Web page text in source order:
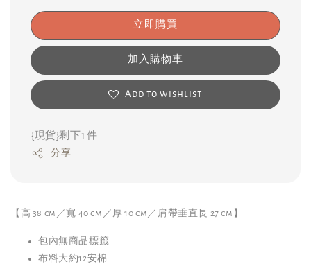
立即購買
加入購物車
Add to wishlist
{現貨}剩下1 件
分享
【高 38 cm／寬 40 cm／厚 10 cm／肩帶垂直長 27 cm】
包內無商品標籤
布料大約12安棉